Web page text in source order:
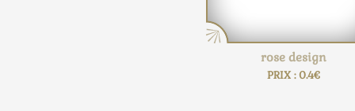
rose design
PRIX : 0.4€